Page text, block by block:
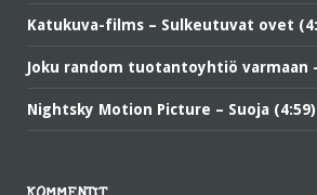
Katukuva-films – Sulkeutuvat ovet
Joku random tuotantoyhtiö varmaan
Nightsky Motion Picture – Suoja (4:59)